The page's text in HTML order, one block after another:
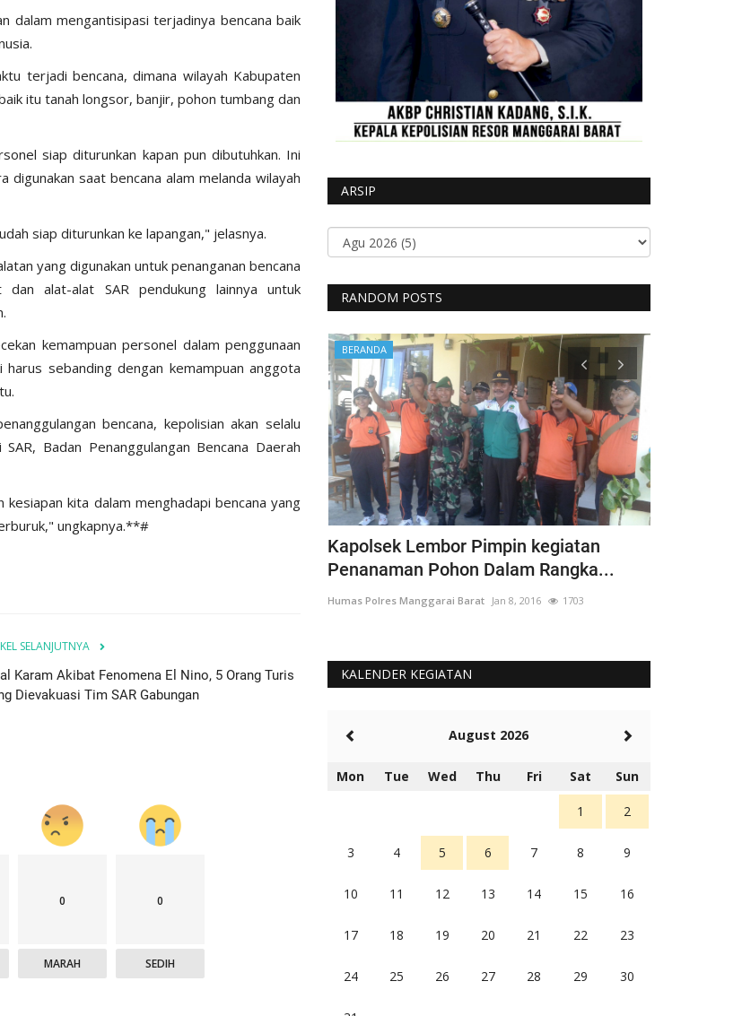
dalam mengantisipasi terjadinya bencana baik
terjadi bencana, dimana wilayah Kabupaten
itu tanah longsor, banjir, pohon tumbang dan
siap diturunkan kapan pun dibutuhkan. Ini
saat bencana alam melanda wilayah
siap diturunkan ke lapangan," jelasnya.
yang digunakan untuk penanganan bencana
alat-alat SAR pendukung lainnya untuk
kemampuan personel dalam penggunaan
sebanding dengan kemampuan anggota
bencana, kepolisian akan selalu
Badan Penanggulangan Bencana Daerah
kita dalam menghadapi bencana yang
ungkapnya.**#
SELANJUTNYA
Karam Akibat Fenomena El Nino, 5 Orang Turis
Dievakuasi Tim SAR Gabungan
0
MARAH
0
SEDIH
ARSIP
RANDOM POSTS
Giat Ops BERANDA
Kapolsek Lembor Pimpin kegiatan
Penanaman Pohon Dalam Rangka...
Humas Polres Manggarai Barat Jan 8, 2016 1703
KALENDER KEGIATAN
August 2026
Mon Tue Wed Thu Fri Sat Sun
1 2
3 4 5 6 7 8 9
10 11 12 13 14 15 16
17 18 19 20 21 22 23
24 25 26 27 28 29 30